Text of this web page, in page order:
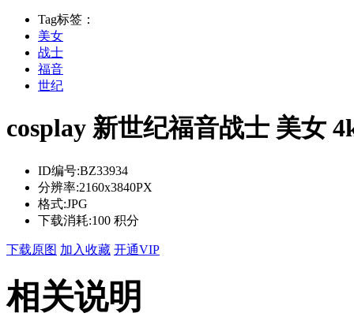
Tag标签：
美女
战士
福音
世纪
cosplay 新世纪福音战士 美女
ID编号:BZ33934
分辨率:2160x3840PX
格式:JPG
下载消耗:100 积分
下载原图 加入收藏 开通VIP
相关说明